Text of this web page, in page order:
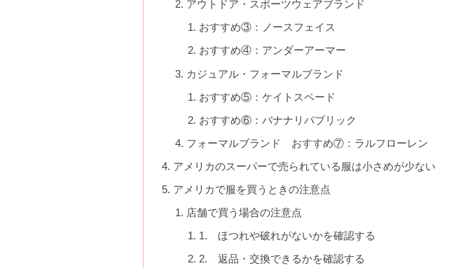
アウトドア・スポーツウェアブランド
おすすめ③：ノースフェイス
おすすめ④：アンダーアーマー
カジュアル・フォーマルブランド
おすすめ⑤：ケイトスペード
おすすめ⑥：バナナリパブリック
フォーマルブランド おすすめ⑦：ラルフローレン
アメリカのスーパーで売られている服は小さめが少ない
アメリカで服を買うときの注意点
店舗で買う場合の注意点
1. ほつれや破れがないかを確認する
2. 返品・交換できるかを確認する